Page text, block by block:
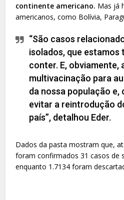
continente americano. Mas já
americanos, como Bolívia,
“São casos
isolados, que estamos
conter. E, obviamente,
multivacinação para
da nossa população
evitar a reintrodução
país”, detalhou Eder.
Dados da pasta mostram que,
foram confirmados 31 casos de
enquanto 1.7134 foram